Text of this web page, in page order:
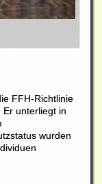
FFH-Richtlinie
Er unterliegt in
wurden